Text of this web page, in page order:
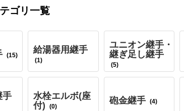
ゴリ一覧
(15)
給湯器用継手
(1)
ユニオン継手・
継ぎ足し継手
(5)
手
水栓エルボ(座
付)
(0)
砲金継手 (4)